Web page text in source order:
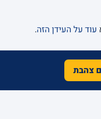
עוד על העידן הזה.
צהבת